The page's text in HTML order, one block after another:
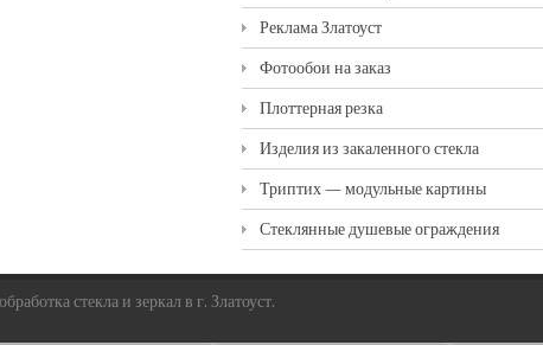
Реклама Златоуст
Фотообои на заказ
Плоттерная резка
Изделия из закаленного стекла
Триптих — модульные картины
Стеклянные душевые ограждения
стекла и зеркал в г. Златоуст.